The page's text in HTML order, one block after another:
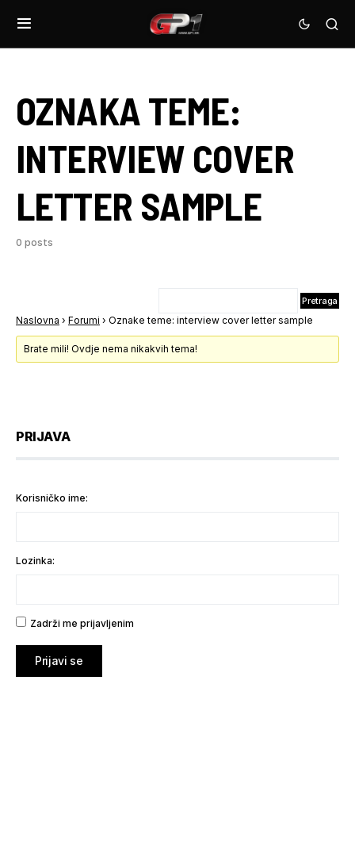
OZNAKA TEME:
INTERVIEW COVER
LETTER SAMPLE
0 posts
Naslovna › Forumi › Oznake teme: interview cover letter sample
Brate mili! Ovdje nema nikakvih tema!
PRIJAVA
Korisničko ime:
Lozinka:
Zadrži me prijavljenim
Prijavi se